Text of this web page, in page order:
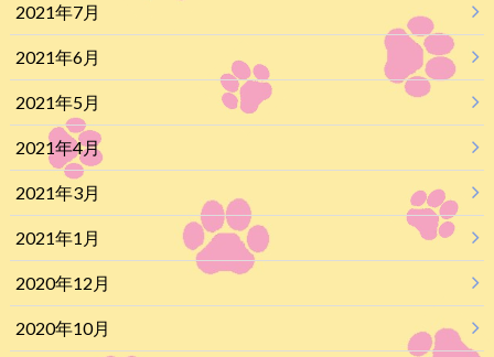
2021年7月
2021年6月
2021年5月
2021年4月
2021年3月
2021年1月
2020年12月
2020年10月